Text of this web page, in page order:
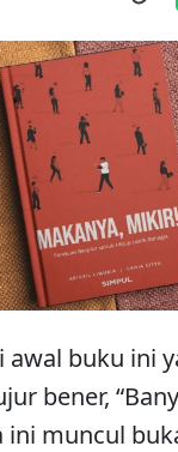
awal buku ini
bener,
ini muncul